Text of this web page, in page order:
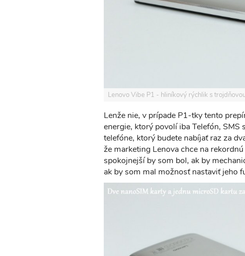
Lenovo Vibe P1 - hliníkový rýchlik s
Lenže nie, v prípade P1-tky tento
energie, ktorý povolí iba Telefón, SMS
telefóne, ktorý budete nabíjať raz za
že marketing Lenova chce na
spokojnejší by som bol, ak by
ak by som mal možnosť nastaviť jeho